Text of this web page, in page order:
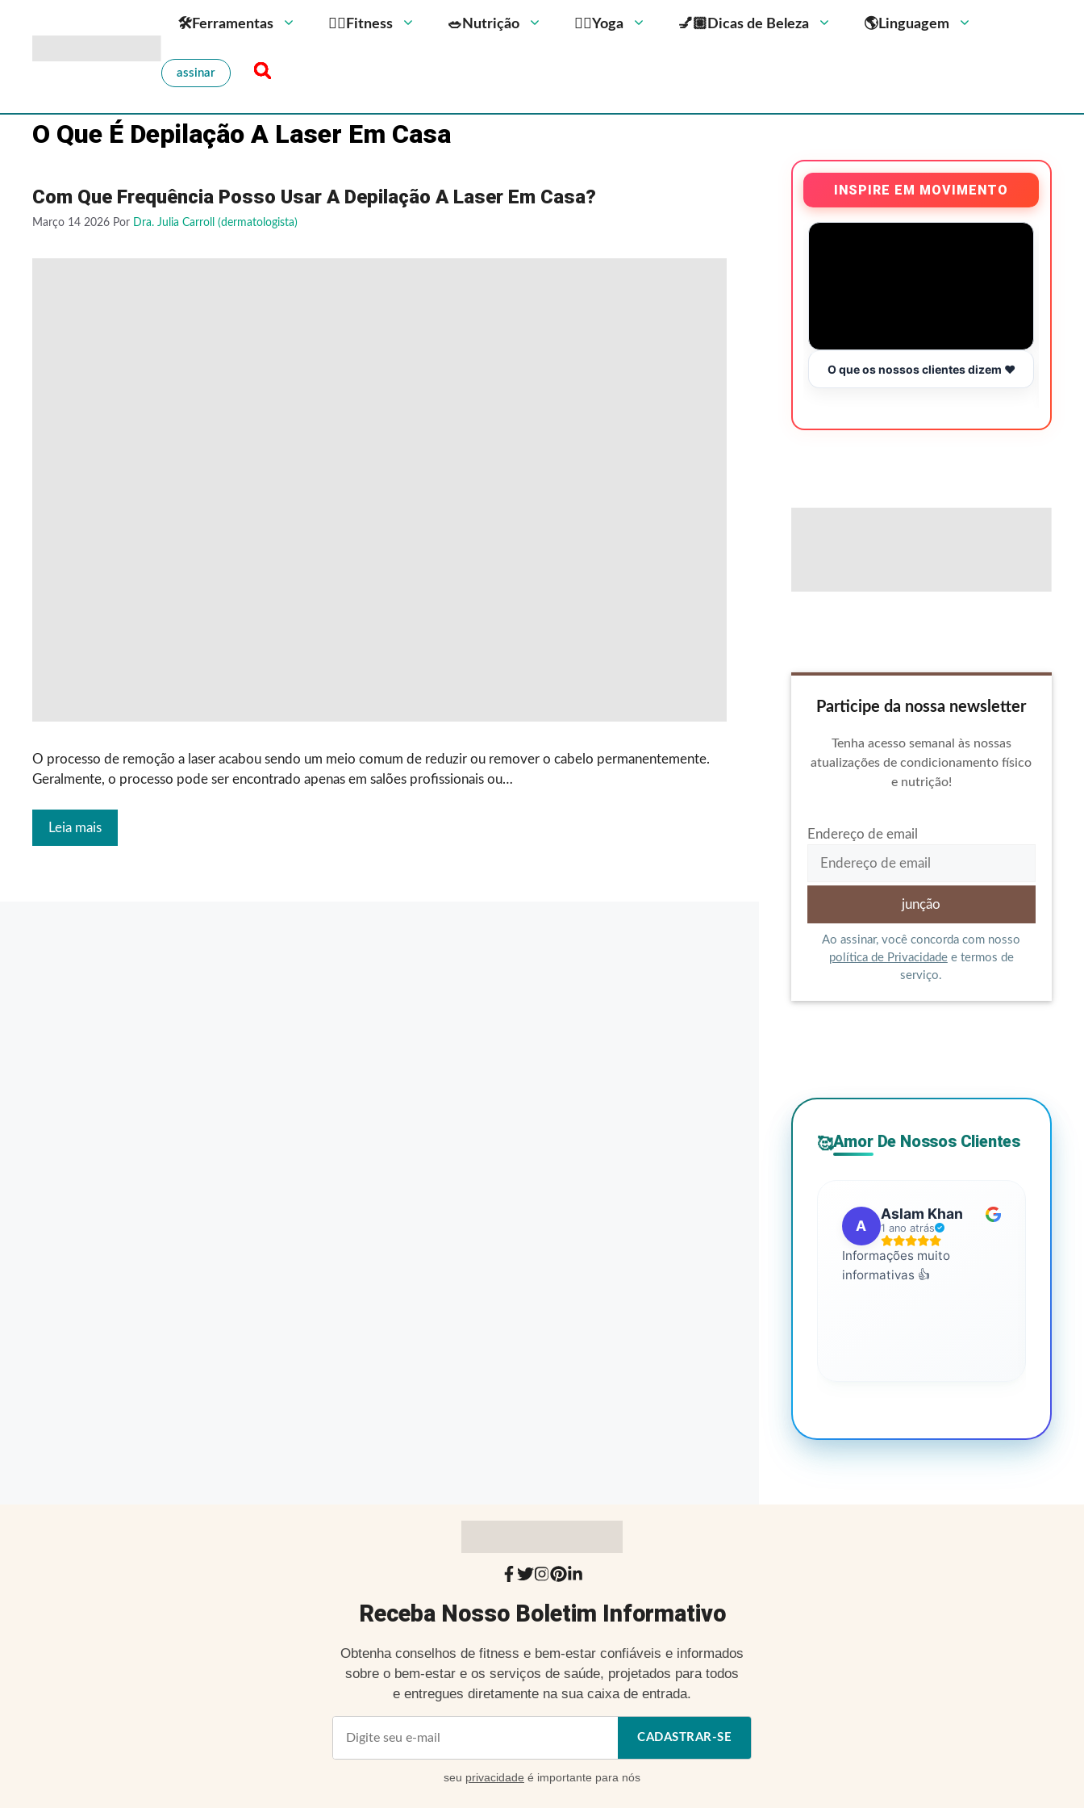
🛠Ferramentas 🏋️‍♀️Fitness 🥗Nutrição 🧘‍♀️Yoga 💅🏼Dicas de Beleza 🌎Linguagem
assinar
O Que É Depilação A Laser Em Casa
Com Que Frequência Posso Usar A Depilação A Laser Em Casa?
Março 14 2026 Por Dra. Julia Carroll (dermatologista)
O processo de remoção a laser acabou sendo um meio comum de reduzir ou remover o cabelo permanentemente.
Geralmente, o processo pode ser encontrado apenas em salões profissionais ou…
Leia mais
INSPIRE EM MOVIMENTO
O que os nossos clientes dizem ❤️
Participe da nossa newsletter
Tenha acesso semanal às nossas
atualizações de condicionamento físico
e nutrição!
Endereço de email
Ao assinar, você concorda com nosso
política de Privacidadee termos de
serviço.
🥰Amor De Nossos Clientes
A
Aslam Khan
1 ano atrás
Informações muito
informativas 👍
Receba Nosso Boletim Informativo
Obtenha conselhos de fitness e bem-estar confiáveis e informados
sobre o bem-estar e os serviços de saúde, projetados para todos
e entregues diretamente na sua caixa de entrada.
CADASTRAR-SE
seu privacidade é importante para nós